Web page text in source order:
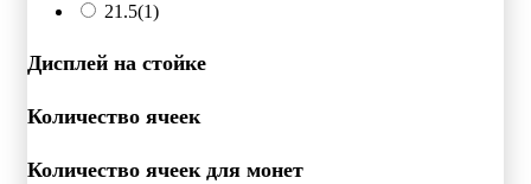
21.5(1)
Дисплей на стойке
Количество ячеек
Количество ячеек для монет